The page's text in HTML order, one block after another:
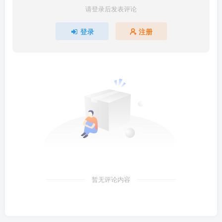
请登录后发表评论
登录 注册
暂无评论内容